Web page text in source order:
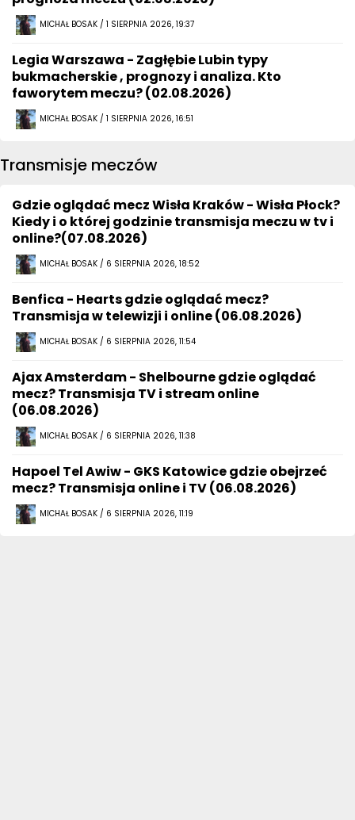
MICHAŁ BOSAK / 1 SIERPNIA 2026, 19:37
Legia Warszawa - Zagłębie Lubin typy
bukmacherskie , prognozy i analiza. Kto
faworytem meczu? (02.08.2026)
MICHAŁ BOSAK / 1 SIERPNIA 2026, 16:51
Transmisje meczów
Gdzie oglądać mecz Wisła Kraków - Wisła Płock?
Kiedy i o której godzinie transmisja meczu w tv i
online?(07.08.2026)
MICHAŁ BOSAK / 6 SIERPNIA 2026, 18:52
Benfica - Hearts gdzie oglądać mecz?
Transmisja w telewizji i online (06.08.2026)
MICHAŁ BOSAK / 6 SIERPNIA 2026, 11:54
Ajax Amsterdam - Shelbourne gdzie oglądać
mecz? Transmisja TV i stream online
(06.08.2026)
MICHAŁ BOSAK / 6 SIERPNIA 2026, 11:38
Hapoel Tel Awiw - GKS Katowice gdzie obejrzeć
mecz? Transmisja online i TV (06.08.2026)
MICHAŁ BOSAK / 6 SIERPNIA 2026, 11:19